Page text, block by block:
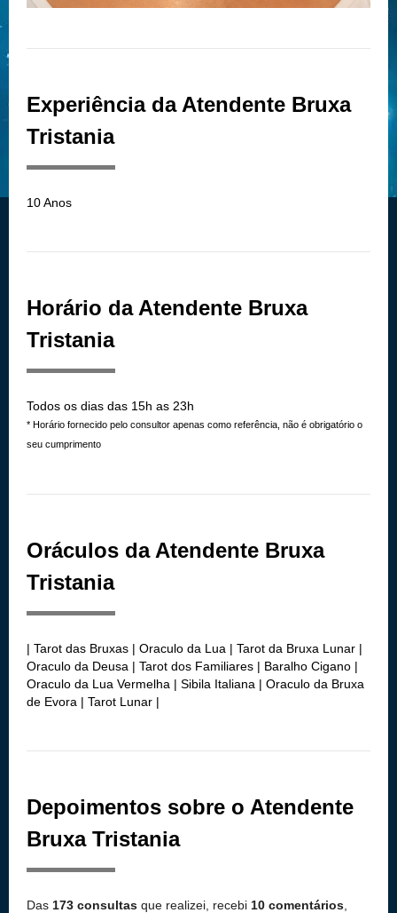
Experiência da Atendente Bruxa
Tristania
10 Anos
Horário da Atendente Bruxa
Tristania
Todos os dias das 15h as 23h
* Horário fornecido pelo consultor apenas como referência, não é obrigatório o
seu cumprimento
Oráculos da Atendente Bruxa
Tristania
| Tarot das Bruxas | Oraculo da Lua | Tarot da Bruxa Lunar |
Oraculo da Deusa | Tarot dos Familiares | Baralho Cigano |
Oraculo da Lua Vermelha | Sibila Italiana | Oraculo da Bruxa
de Evora | Tarot Lunar |
Depoimentos sobre o Atendente
Bruxa Tristania
Das 173 consultas que realizei, recebi 10 comentários